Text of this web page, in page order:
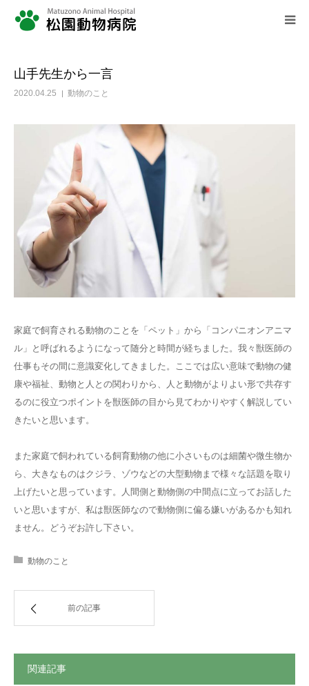
山手先生から一言
2020.04.25 動物のこと
家庭で飼育される動物のことを「ペット」から「コンパニオンアニマ
ル」と呼ばれるようになって随分と時間が経ちました。我々獣医師の
仕事もその間に意識変化してきました。ここでは広い意味で動物の健
康や福祉、動物と人との関わりから、人と動物がよりよい形で共存す
るのに役立つポイントを獣医師の目から見てわかりやすく解説してい
きたいと思います。
また家庭で飼われている飼育動物の他に小さいものは細菌や微生物か
ら、大きなものはクジラ、ゾウなどの大型動物まで様々な話題を取り
上げたいと思っています。人間側と動物側の中間点に立ってお話した
いと思いますが、私は獣医師なので動物側に偏る嫌いがあるかも知れ
ません。どうぞお許し下さい。
動物のこと
前の記事
関連記事
求人情報
診療案内
当院のご案内
動物豆知識